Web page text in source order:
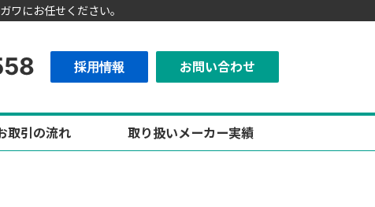
ワにお任せください。
採用情報 お問い合わせ
取引の流れ 取り扱いメーカー実績